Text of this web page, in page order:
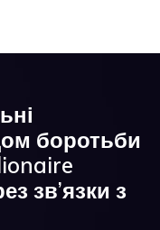
боротьби
зв’язки з